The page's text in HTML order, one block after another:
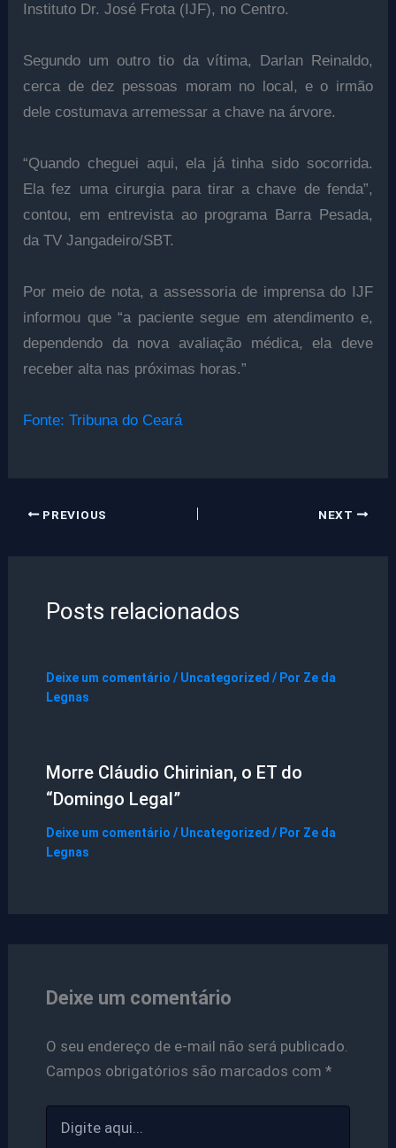
Instituto Dr. José Frota (IJF), no Centro.
Segundo um outro tio da vítima, Darlan Reinaldo,
cerca de dez pessoas moram no local, e o irmão
dele costumava arremessar a chave na árvore.
“Quando cheguei aqui, ela já tinha sido socorrida.
Ela fez uma cirurgia para tirar a chave de fenda”,
contou, em entrevista ao programa Barra Pesada,
da TV Jangadeiro/SBT.
Por meio de nota, a assessoria de imprensa do IJF
informou que “a paciente segue em atendimento e,
dependendo da nova avaliação médica, ela deve
receber alta nas próximas horas.”
Fonte: Tribuna do Ceará
PREVIOUS NEXT
Posts relacionados
Deixe um comentário / Uncategorized / Por Ze da
Legnas
Morre Cláudio Chirinian, o ET do
“Domingo Legal”
Deixe um comentário / Uncategorized / Por Ze da
Legnas
Deixe um comentário
O seu endereço de e-mail não será publicado.
Campos obrigatórios são marcados com *
aqui...